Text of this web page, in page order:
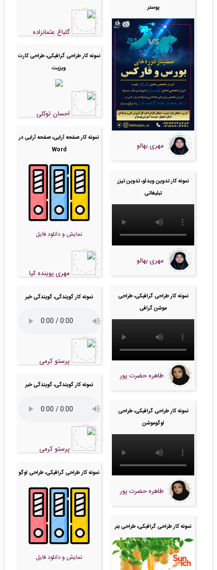
پوستر
مهری بهالو
نمونه کار تدوین ویدئو، تدوین تیزر
تبلیغاتی
مهری بهالو
نمونه کار طراحی گرافیکی، طراحی
موشن گرافی
طاهره حضرت پور
نمونه کار طراحی گرافیکی، طراحی
لوگوموشن
طاهره حضرت پور
نمونه کار طراحی گرافیکی، طراحی بنر
گلباغ عثمانزاده
نمونه کار طراحی گرافیکی، طراحی کارت
ویزیت
احسان توکلی
نمونه کار صفحه آرایی، صفحه آرایی در
Word
نمایش و دانلود فایل
مهری پوینده کیا
نمونه کار گویندگی، گویندگی خبر
پرستو کرمی
نمونه کار گویندگی، گویندگی خبر
پرستو کرمی
نمونه کار طراحی گرافیکی، طراحی لوگو
نمایش و دانلود فایل